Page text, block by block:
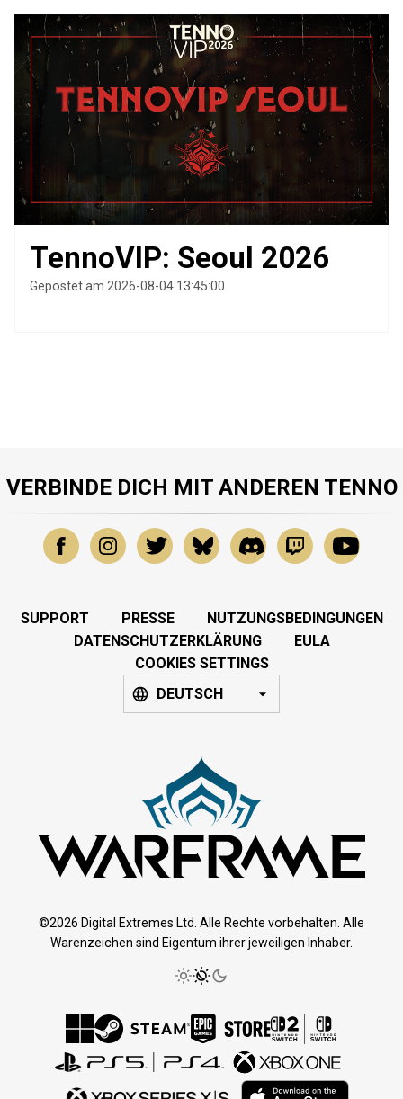
TennoVIP: Seoul 2026
Gepostet am 2026-08-04 13:45:00
VERBINDE DICH MIT ANDEREN TENNO
SUPPORT PRESSE
NUTZUNGSBEDINGUNGEN
DATENSCHUTZERKLÄRUNG
EULA
COOKIES SETTINGS
DEUTSCH
©2026 Digital Extremes Ltd. Alle Rechte vorbehalten. Alle
Warenzeichen sind Eigentum ihrer jeweiligen Inhaber.